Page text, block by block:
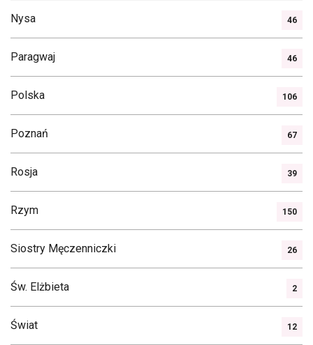
Nysa 46
Paragwaj 46
Polska 106
Poznań 67
Rosja 39
Rzym 150
Siostry Męczenniczki 26
Św. Elżbieta 2
Świat 12